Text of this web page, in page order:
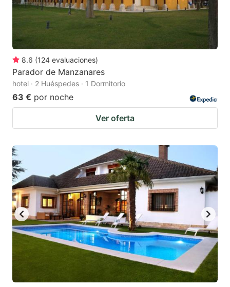
8.6 (124 evaluaciones)
Parador de Manzanares
hotel · 2 Huéspedes · 1 Dormitorio
63 € por noche
Ver oferta